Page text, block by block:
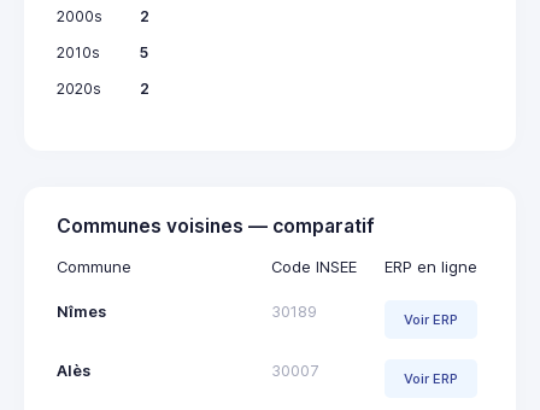
2000s
2
2010s
5
2020s
2
Communes voisines — comparatif
Commune Code INSEE ERP en ligne
Nîmes 30189 Voir ERP
Alès 30007 Voir ERP